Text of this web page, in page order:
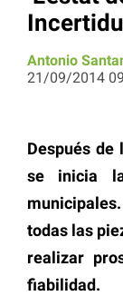
Antonio
21/09/2014
Después
se inicia
todas las
realizar